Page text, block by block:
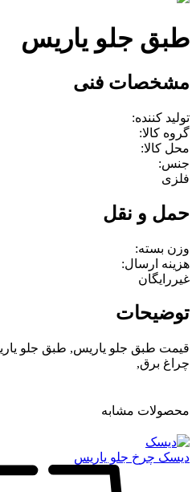
طبق جلو یاریس
مشخصات فنی
تولید کننده:
گروه کالا:
محل کالا:
جنس:
فلزی
حمل و نقل
وزن بسته:
هزینه ارسال:
غیررایگان
توضیحات
قیمت طبق جلو یاریس, طبق جلو
چراغ برق,
محصولات مشابه
دیسک چرخ جلو یاریس